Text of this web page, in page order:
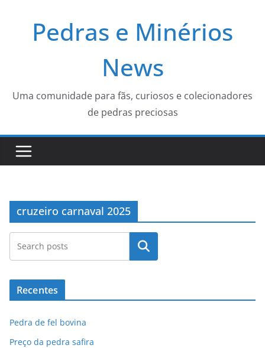
Pedras e Minérios
News
Uma comunidade para fãs, curiosos e colecionadores
de pedras preciosas
cruzeiro carnaval 2025
Pesquisar
Recentes
Pedra de fel bovina
Preço da pedra safira